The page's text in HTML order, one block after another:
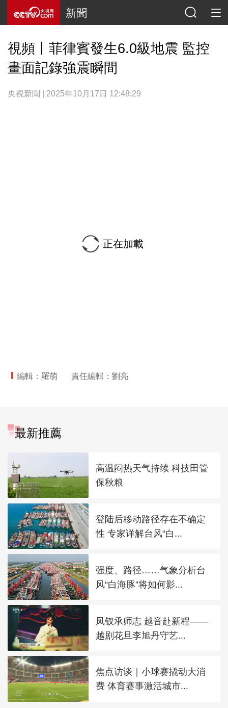
新聞
視頻丨菲律賓發生6.0級地震 監控
畫面記錄強震瞬間
央視新聞 | 2025年10月17日 12:48:29
正在加載
編輯：羅萌 責任編輯：劉亮
最新推薦
高温闷热天气持续 科技田管
保秋粮
登陆后移动路径存在不确定
性 专家详解台风“白...
强度、路径……气象分析台
风“白海豚”将如何影...
凤钗承师志 越音赴新程——
越剧花旦李旭丹守艺...
焦点访谈｜小球赛撬动大消
费 体育赛事激活城市...